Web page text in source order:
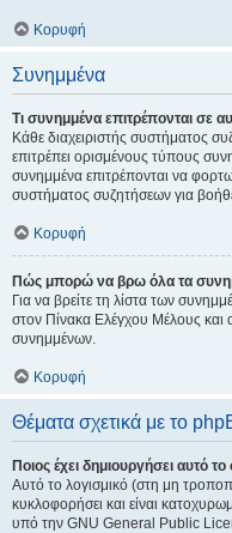
Κορυφή
Συνημμένα
Τι συνημμένα επιτρέπονται σε
Κάθε διαχειριστής συστήματος
επιτρέπει ορισμένους τύπους
συνημμένα επιτρέπονται να
συστήματος συζητήσεων για
Κορυφή
Πώς μπορώ να βρω όλα τα
Για να βρείτε τη λίστα των
στον Πίνακα Ελέγχου Μέλους και
συνημμένων.
Κορυφή
Θέματα σχετικά με το
Ποιος έχει δημιουργήσει αυτό
Αυτό το λογισμικό (στη μη
κυκλοφορήσει και είναι
υπό την GNU General Public